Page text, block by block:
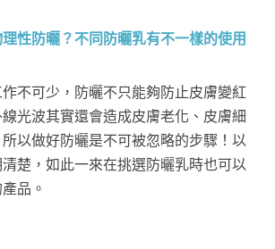
性防曬？不同防曬乳有不一樣的使用
不可少，防曬不只能夠防止皮膚變紅
光波其實還會造成皮膚老化、皮膚細
以做好防曬是不可被忽略的步驟！以
清楚，如此一來在挑選防曬乳時也可以
品。